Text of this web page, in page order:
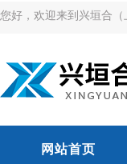
您好，欢迎来到兴垣合（
网站首页